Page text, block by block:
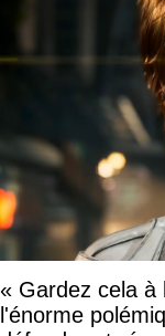
« Gardez cela à
l'énorme